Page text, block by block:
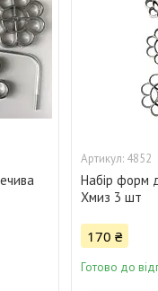
4852
Набір форм
Хмиз 3 шт
170 ₴
Готово до